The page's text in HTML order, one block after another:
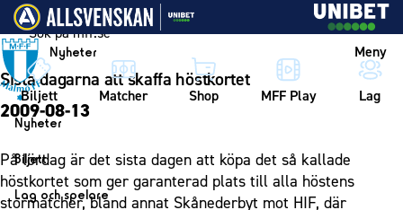
Vidare till innehållet
Nyheter Meny
Biljett Matcher Shop MFF Play Lag
Nyheter
Nyheter
Kalender
Biljett
Biljett
Lag och spelare
Sista dagarna att skaffa höstkortet
2009-08-13
På lördag är det sista dagen att köpa det så kallade
höstkortet som ger garanterad plats till alla höstens
stormatcher, bland annat Skånederbyt mot HIF, där